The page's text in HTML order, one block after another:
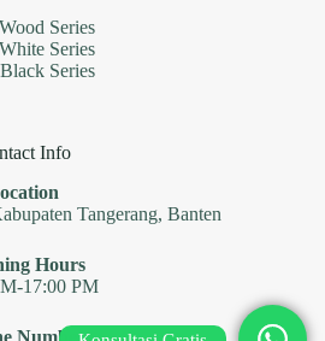
Wood Series
White Series
Black Series
Info
Tangerang, Banten
Hours
17:00 PM